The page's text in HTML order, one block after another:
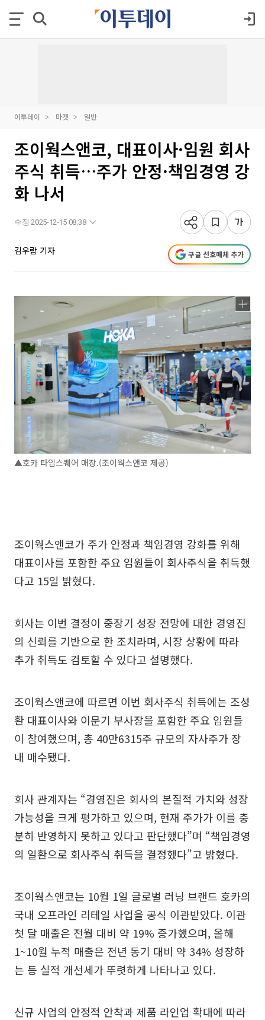
이투데이 마켓 일반
조이웍스앤코, 대표이사·임원 회사
주식 취득…주가 안정·책임경영 강
화 나서
수정 2025-12-15 08:38
김우람 기자 구글 선호매체 추가
▲호카 타임스퀘어 매장.(조이웍스앤코 제공)
조이웍스앤코가 주가 안정과 책임경영 강화를 위해
대표이사를 포함한 주요 임원들이 회사주식을 취득했
다고 15일 밝혔다.
회사는 이번 결정이 중장기 성장 전망에 대한 경영진
의 신뢰를 기반으로 한 조치라며, 시장 상황에 따라
추가 취득도 검토할 수 있다고 설명했다.
조이웍스앤코에 따르면 이번 회사주식 취득에는 조성
환 대표이사와 이문기 부사장을 포함한 주요 임원들
이 참여했으며, 총 40만6315주 규모의 자사주가 장
내 매수됐다.
회사 관계자는 “경영진은 회사의 본질적 가치와 성장
가능성을 크게 평가하고 있으며, 현재 주가가 이를 충
분히 반영하지 못하고 있다고 판단했다”며 “책임경영
의 일환으로 회사주식 취득을 결정했다”고 밝혔다.
조이웍스앤코는 10월 1일 글로벌 러닝 브랜드 호카의
국내 오프라인 리테일 사업을 공식 이관받았다. 이관
첫 달 매출은 전월 대비 약 19% 증가했으며, 올해
1~10월 누적 매출은 전년 동기 대비 약 34% 성장하
는 등 실적 개선세가 뚜렷하게 나타나고 있다.
신규 사업의 안정적 안착과 제품 라인업 확대에 따라